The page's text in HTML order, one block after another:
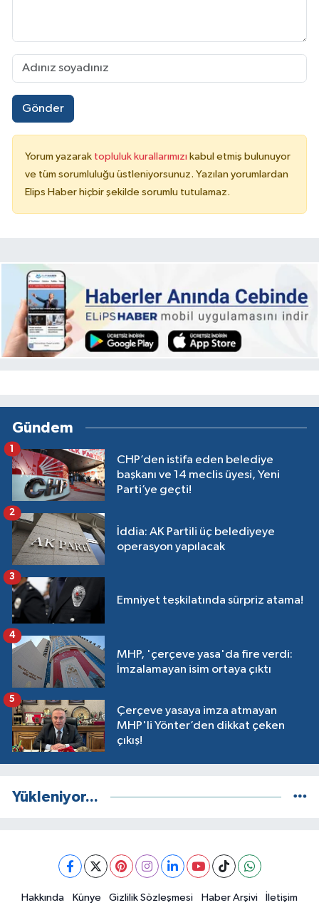
Gönder
Yorum yazarak topluluk kurallarımızı kabul etmiş bulunuyor
ve tüm sorumluluğu üstleniyorsunuz. Yazılan yorumlardan
Elips Haber hiçbir şekilde sorumlu tutulamaz.
Gündem
CHP’den istifa eden belediye
başkanı ve 14 meclis üyesi, Yeni
Parti’ye geçti!
1
İddia: AK Partili üç belediyeye
operasyon yapılacak
2
Emniyet teşkilatında sürpriz atama!
3
MHP, 'çerçeve yasa'da fire verdi:
İmzalamayan isim ortaya çıktı
4
Çerçeve yasaya imza atmayan
MHP'li Yönter’den dikkat çeken
çıkış!
5
Yükleniyor...
Hakkında Künye Gizlilik Sözleşmesi Haber Arşivi İletişim